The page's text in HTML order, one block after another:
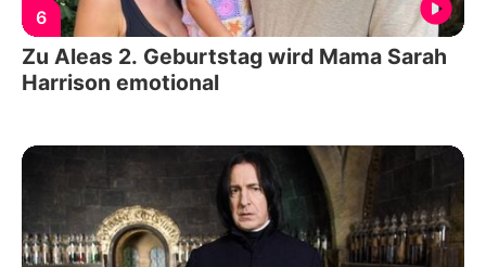
6
Zu Aleas 2. Geburtstag wird Mama Sarah
Harrison emotional